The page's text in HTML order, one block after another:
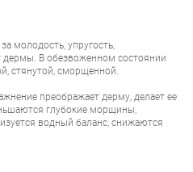
молодость, упругость,
дермы. В обезвоженном состоянии
стянутой, сморщенной.
преображает дерму, делает ее
глубокие морщины,
водный баланс, снижаются